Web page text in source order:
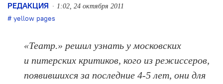
РЕДАКЦИЯ 1:02, 24 октября 2011
yellow pages
«Театр.» решил узнать у московских
и питерских критиков, кого из режиссеров,
появившихся за последние 4-5 лет, они для